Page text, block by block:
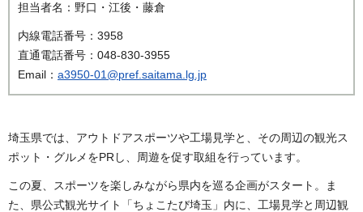
担当者名：野口・江後・藤倉
内線電話番号：3958
直通電話番号：048-830-3955
Email： a3950-01@pref.saitama.lg.jp
埼玉県では、アウトドアスポーツや工場見学と、その周辺の観光ス
ポット・グルメをPRし、周遊を促す取組を行っています。
この夏、スポーツを楽しみながら県内を巡る企画がスタート。ま
た、県公式観光サイト「ちょこたび埼玉」内に、工場見学と周辺観